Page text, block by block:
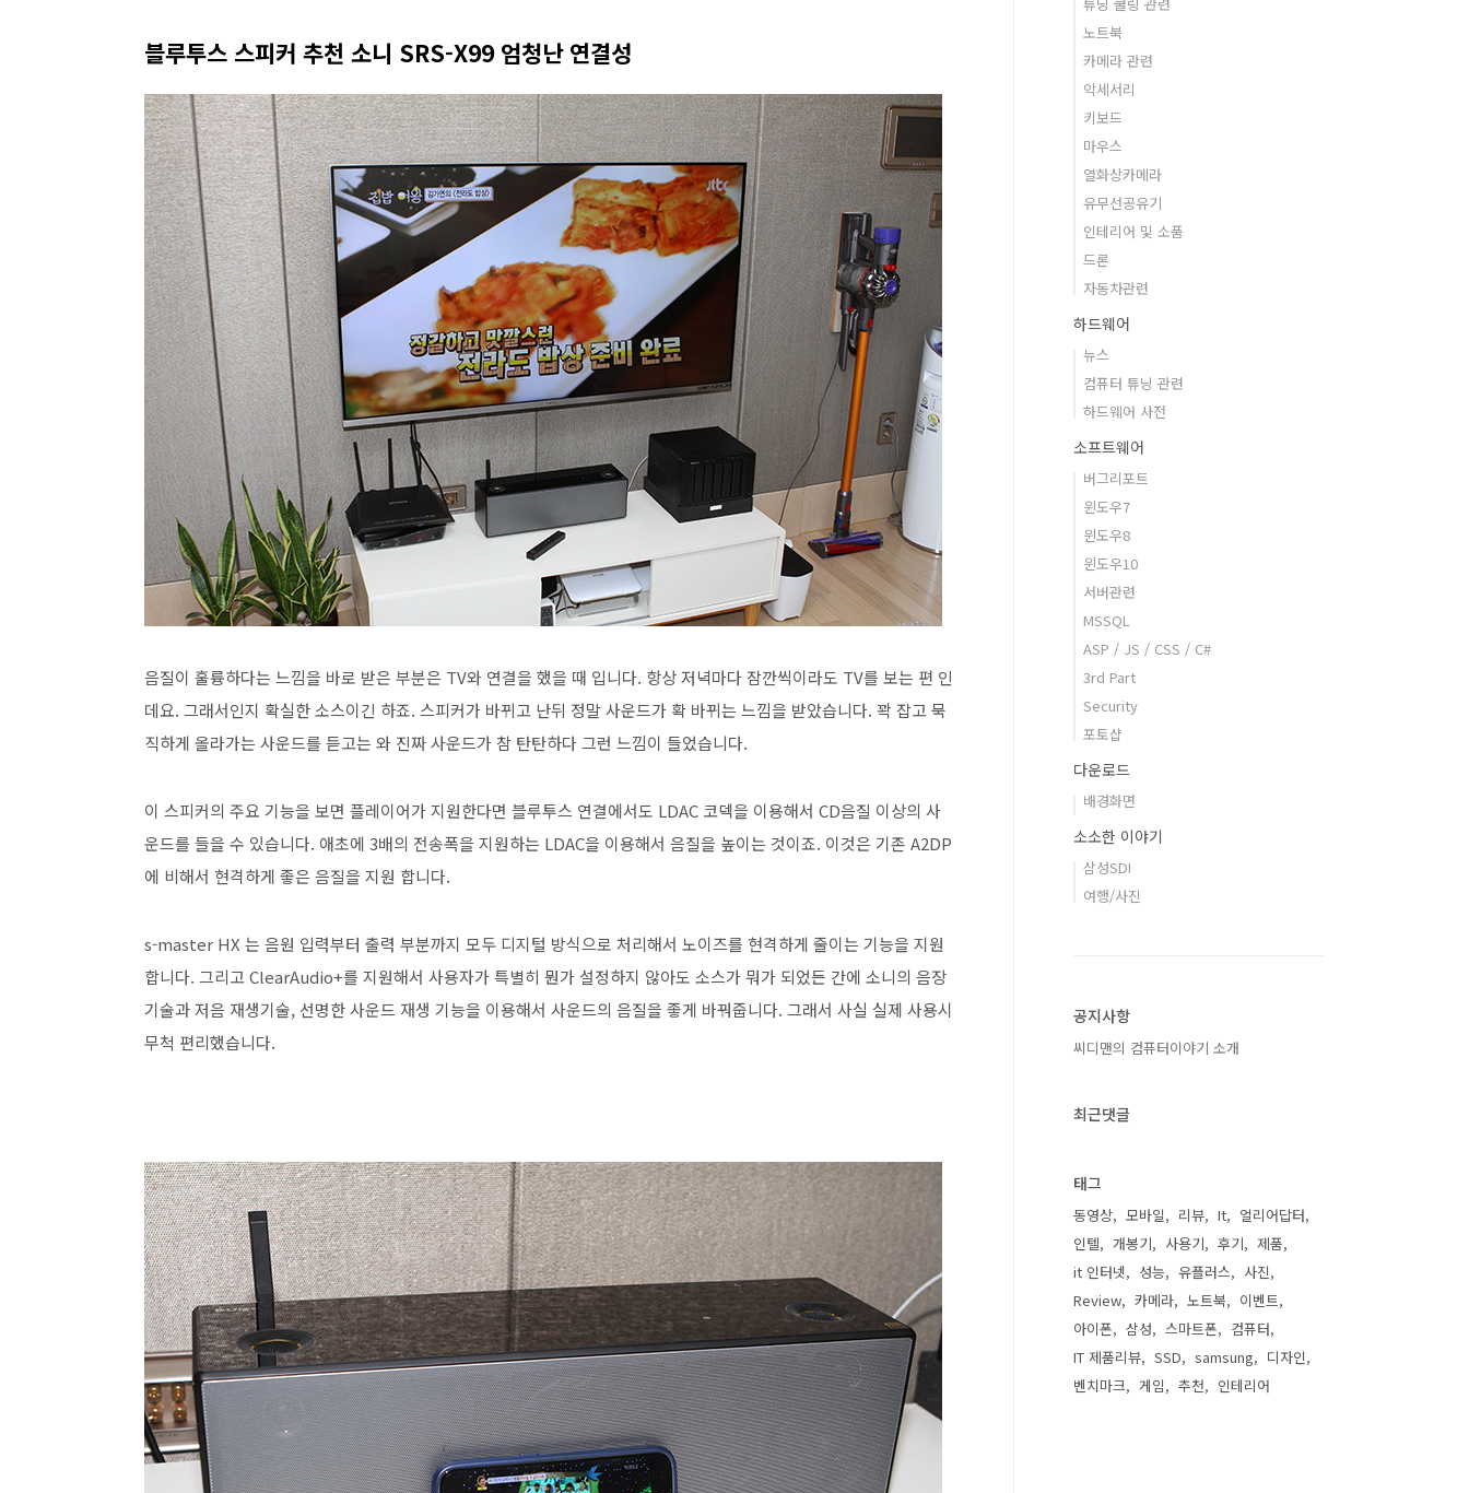
블루투스 스피커 추천 소니 SRS-X99 엄청난 연결성
음질이 훌륭하다는 느낌을 바로 받은 부분은 TV와 연결을 했을 때 입니다. 항상 저녁마다 잠깐씩이라도 TV를 보는 편 인
데요. 그래서인지 확실한 소스이긴 하죠. 스피커가 바뀌고 난뒤 정말 사운드가 확 바뀌는 느낌을 받았습니다. 꽉 잡고 묵
직하게 올라가는 사운드를 듣고는 와 진짜 사운드가 참 탄탄하다 그런 느낌이 들었습니다.
이 스피커의 주요 기능을 보면 플레이어가 지원한다면 블루투스 연결에서도 LDAC 코덱을 이용해서 CD음질 이상의 사
운드를 들을 수 있습니다. 애초에 3배의 전송폭을 지원하는 LDAC을 이용해서 음질을 높이는 것이죠. 이것은 기존 A2DP
에 비해서 현격하게 좋은 음질을 지원 합니다.
s-master HX 는 음원 입력부터 출력 부분까지 모두 디지털 방식으로 처리해서 노이즈를 현격하게 줄이는 기능을 지원
합니다. 그리고 ClearAudio+를 지원해서 사용자가 특별히 뭔가 설정하지 않아도 소스가 뭐가 되었든 간에 소니의 음장
기술과 저음 재생기술, 선명한 사운드 재생 기능을 이용해서 사운드의 음질을 좋게 바꿔줍니다. 그래서 사실 실제 사용시
무척 편리했습니다.
노트북
카메라 관련
악세서리
키보드
마우스
열화상카메라
유무선공유기
인테리어 및 소품
드론
자동차관련
하드웨어
뉴스
컴퓨터 튜닝 관련
하드웨어 사전
소프트웨어
버그리포트
윈도우7
윈도우8
윈도우10
서버관련
MSSQL
ASP / JS / CSS / C#
3rd Part
Security
포토샵
다운로드
배경화면
소소한 이야기
삼성SDI
여행/사진
공지사항
씨디맨의 컴퓨터이야기 소개
최근댓글
태그
동영상 모바일 리뷰 It
얼리어답터
인텔
개봉기 사용기 후기
제품
it 인터넷
성능 유플러스
사진
Review
카메라 노트북
이벤트
아이폰
삼성 스마트폰
컴퓨터
IT 제품리뷰
SSD samsung
디자인
벤치마크
게임 추천 인테리어